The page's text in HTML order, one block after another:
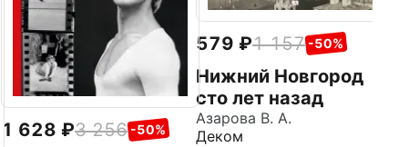
1 628 3 256 -50%
579 1 157 -50%
Нижний Новгород
сто лет назад
Азарова В. А.
Деком